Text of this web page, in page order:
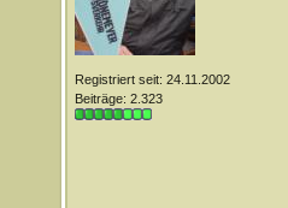
Registriert seit: 24.11.2002
Beiträge: 2.323